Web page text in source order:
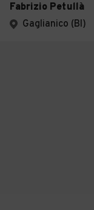
Fabrizio Petullà
Gaglianico (BI)